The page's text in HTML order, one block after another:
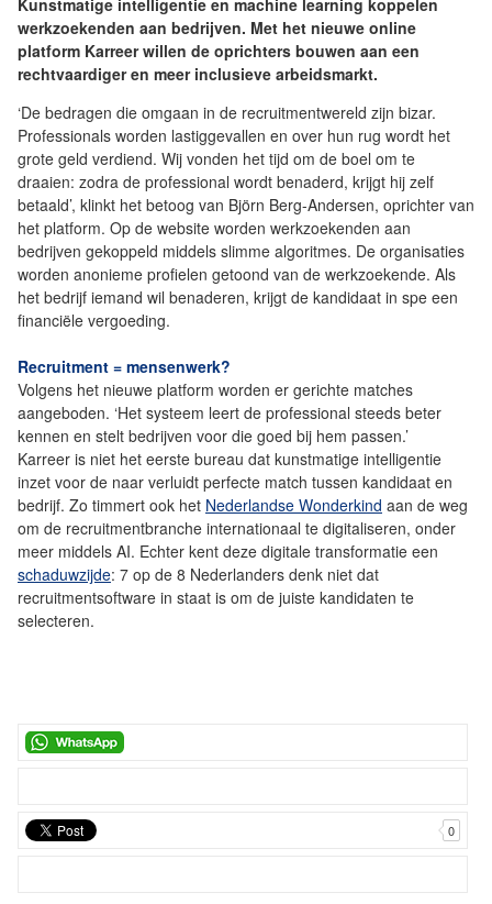
Kunstmatige intelligentie en machine learning koppelen
werkzoekenden aan bedrijven. Met het nieuwe online
platform Karreer willen de oprichters bouwen aan een
rechtvaardiger en meer inclusieve arbeidsmarkt.
‘De bedragen die omgaan in de recruitmentwereld zijn bizar.
Professionals worden lastiggevallen en over hun rug wordt het
grote geld verdiend. Wij vonden het tijd om de boel om te
draaien: zodra de professional wordt benaderd, krijgt hij zelf
betaald’, klinkt het betoog van Björn Berg-Andersen, oprichter van
het platform. Op de website worden werkzoekenden aan
bedrijven gekoppeld middels slimme algoritmes. De organisaties
worden anonieme profielen getoond van de werkzoekende. Als
het bedrijf iemand wil benaderen, krijgt de kandidaat in spe een
financiële vergoeding.
Recruitment = mensenwerk?
Volgens het nieuwe platform worden er gerichte matches
aangeboden. ‘Het systeem leert de professional steeds beter
kennen en stelt bedrijven voor die goed bij hem passen.’
Karreer is niet het eerste bureau dat kunstmatige intelligentie
inzet voor de naar verluidt perfecte match tussen kandidaat en
bedrijf. Zo timmert ook het Nederlandse Wonderkind aan de weg
om de recruitmentbranche internationaal te digitaliseren, onder
meer middels AI. Echter kent deze digitale transformatie een
schaduwzijde: 7 op de 8 Nederlanders denk niet dat
recruitmentsoftware in staat is om de juiste kandidaten te
selecteren.
0